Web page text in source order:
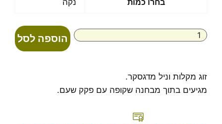
מקלות
וניל
הוספה לסל
זוג מקלות וניל מדגסקר.
מגיעים בתוך מבחנה שקופה עם פקק שעם.